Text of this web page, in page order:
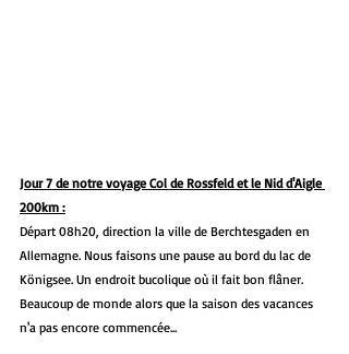
Jour 7 de notre voyage Col de Rossfeld et le Nid d'Aigle
200km :
Départ 08h20, direction la ville de Berchtesgaden en
Allemagne. Nous faisons une pause au bord du lac de
Königsee. Un endroit bucolique où il fait bon flâner.
Beaucoup de monde alors que la saison des vacances
n'a pas encore commencée...